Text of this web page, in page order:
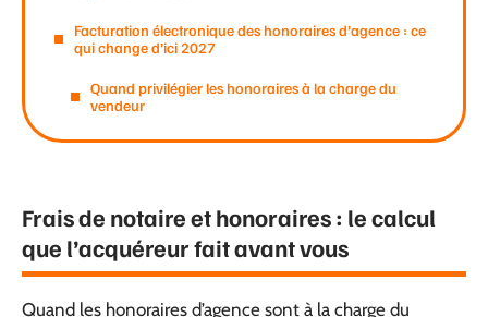
Facturation électronique des honoraires d’agence : ce
qui change d’ici 2027
Quand privilégier les honoraires à la charge du
vendeur
Frais de notaire et honoraires : le calcul
que l’acquéreur fait avant vous
Quand les honoraires d’agence sont à la charge du